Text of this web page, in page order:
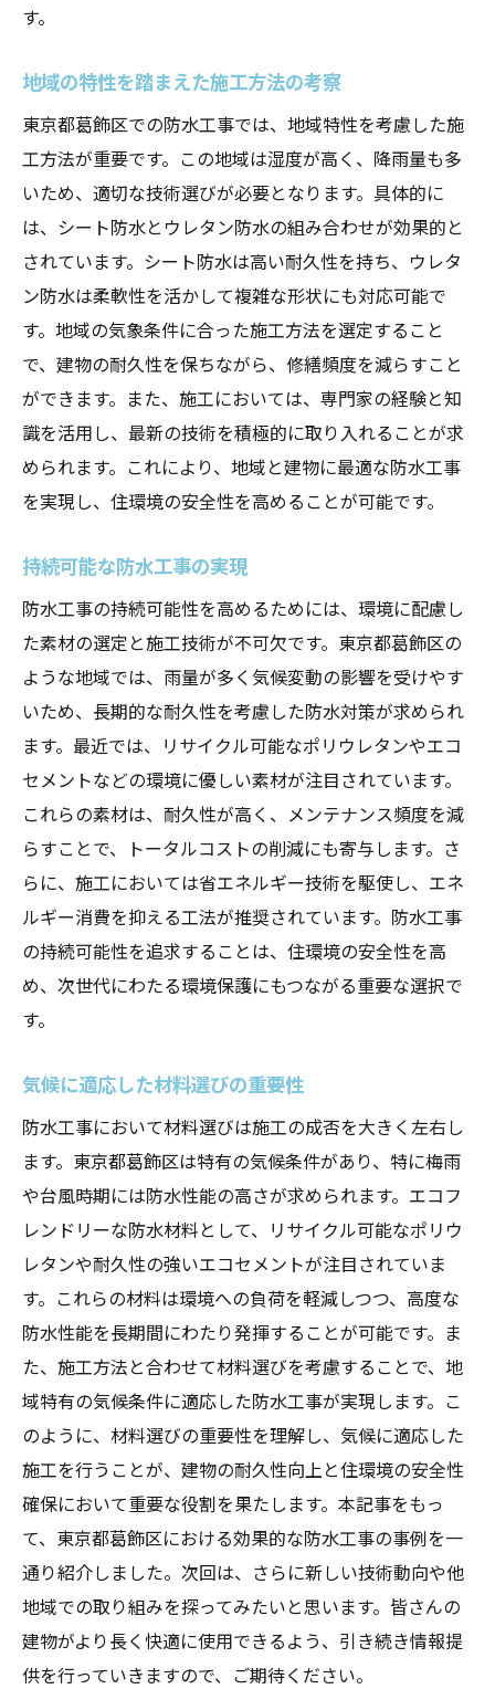
す。
地域の特性を踏まえた施工方法の考察
東京都葛飾区での防水工事では、地域特性を考慮した施
工方法が重要です。この地域は湿度が高く、降雨量も多
いため、適切な技術選びが必要となります。具体的に
は、シート防水とウレタン防水の組み合わせが効果的と
されています。シート防水は高い耐久性を持ち、ウレタ
ン防水は柔軟性を活かして複雑な形状にも対応可能で
す。地域の気象条件に合った施工方法を選定すること
で、建物の耐久性を保ちながら、修繕頻度を減らすこと
ができます。また、施工においては、専門家の経験と知
識を活用し、最新の技術を積極的に取り入れることが求
められます。これにより、地域と建物に最適な防水工事
を実現し、住環境の安全性を高めることが可能です。
持続可能な防水工事の実現
防水工事の持続可能性を高めるためには、環境に配慮し
た素材の選定と施工技術が不可欠です。東京都葛飾区の
ような地域では、雨量が多く気候変動の影響を受けやす
いため、長期的な耐久性を考慮した防水対策が求められ
ます。最近では、リサイクル可能なポリウレタンやエコ
セメントなどの環境に優しい素材が注目されています。
これらの素材は、耐久性が高く、メンテナンス頻度を減
らすことで、トータルコストの削減にも寄与します。さ
らに、施工においては省エネルギー技術を駆使し、エネ
ルギー消費を抑える工法が推奨されています。防水工事
の持続可能性を追求することは、住環境の安全性を高
め、次世代にわたる環境保護にもつながる重要な選択で
す。
気候に適応した材料選びの重要性
防水工事において材料選びは施工の成否を大きく左右し
ます。東京都葛飾区は特有の気候条件があり、特に梅雨
や台風時期には防水性能の高さが求められます。エコフ
レンドリーな防水材料として、リサイクル可能なポリウ
レタンや耐久性の強いエコセメントが注目されていま
す。これらの材料は環境への負荷を軽減しつつ、高度な
防水性能を長期間にわたり発揮することが可能です。ま
た、施工方法と合わせて材料選びを考慮することで、地
域特有の気候条件に適応した防水工事が実現します。こ
のように、材料選びの重要性を理解し、気候に適応した
施工を行うことが、建物の耐久性向上と住環境の安全性
確保において重要な役割を果たします。本記事をもっ
て、東京都葛飾区における効果的な防水工事の事例を一
通り紹介しました。次回は、さらに新しい技術動向や他
地域での取り組みを探ってみたいと思います。皆さんの
建物がより長く快適に使用できるよう、引き続き情報提
供を行っていきますので、ご期待ください。